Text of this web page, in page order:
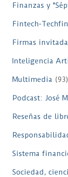
Finanzas y
Fintech-Techfin
Firmas
Inteligencia
Multimedia (93)
Podcast: José
Reseñas de
Sistema
Sociedad,